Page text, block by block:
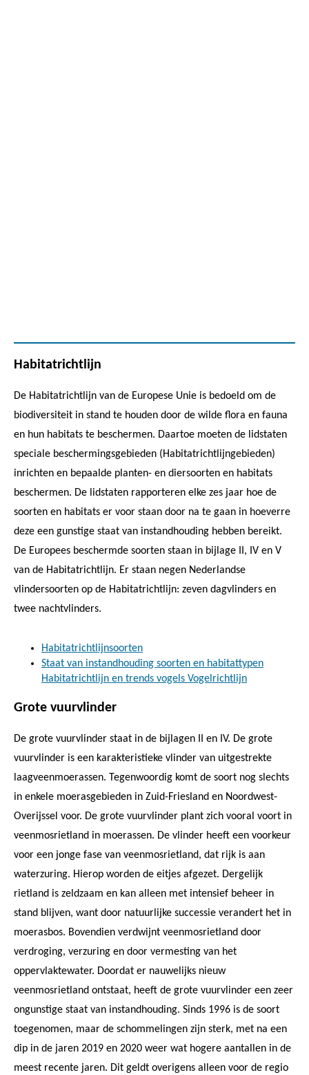
Habitatrichtlijn
De Habitatrichtlijn van de Europese Unie is bedoeld om de
biodiversiteit in stand te houden door de wilde flora en fauna
en hun habitats te beschermen. Daartoe moeten de lidstaten
speciale beschermingsgebieden (Habitatrichtlijngebieden)
inrichten en bepaalde planten- en diersoorten en habitats
beschermen. De lidstaten rapporteren elke zes jaar hoe de
soorten en habitats er voor staan door na te gaan in hoeverre
deze een gunstige staat van instandhouding hebben bereikt.
De Europees beschermde soorten staan in bijlage II, IV en V
van de Habitatrichtlijn. Er staan negen Nederlandse
vlindersoorten op de Habitatrichtlijn: zeven dagvlinders en
twee nachtvlinders.
Habitatrichtlijnsoorten
Staat van instandhouding soorten en habitattypen
Habitatrichtlijn en trends vogels Vogelrichtlijn
Grote vuurvlinder
De grote vuurvlinder staat in de bijlagen II en IV. De grote
vuurvlinder is een karakteristieke vlinder van uitgestrekte
laagveenmoerassen. Tegenwoordig komt de soort nog slechts
in enkele moerasgebieden in Zuid-Friesland en Noordwest-
Overijssel voor. De grote vuurvlinder plant zich vooral voort in
veenmosrietland in moerassen. De vlinder heeft een voorkeur
voor een jonge fase van veenmosrietland, dat rijk is aan
waterzuring. Hierop worden de eitjes afgezet. Dergelijk
rietland is zeldzaam en kan alleen met intensief beheer in
stand blijven, want door natuurlijke successie verandert het in
moerasbos. Bovendien verdwijnt veenmosrietland door
verdroging, verzuring en door vermesting van het
oppervlaktewater. Doordat er nauwelijks nieuw
veenmosrietland ontstaat, heeft de grote vuurvlinder een zeer
ongunstige staat van instandhouding. Sinds 1996 is de soort
toegenomen, maar de schommelingen zijn sterk, met na een
dip in de jaren 2019 en 2020 weer wat hogere aantallen in de
meest recente jaren. Dit geldt overigens alleen voor de regio